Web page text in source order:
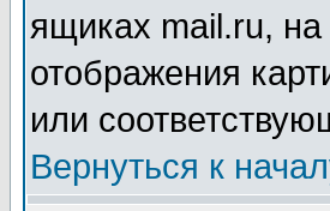
ящиках mail.ru,
отображения
или
Вернуться к